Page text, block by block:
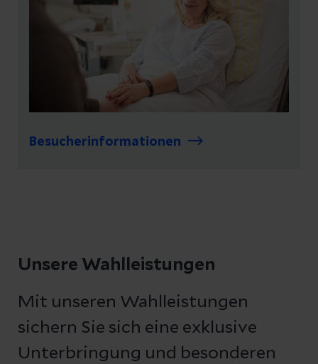
Besucherinformationen
Unsere Wahlleistungen
Mit unseren Wahlleistungen
sichern Sie sich eine exklusive
Unterbringung und besonderen